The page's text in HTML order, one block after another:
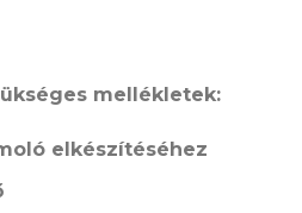
mellékletek:
elkészítéséhez